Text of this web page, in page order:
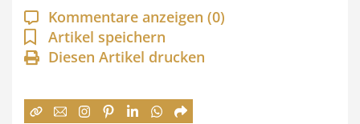
a
n
n
:
Kommentare anzeigen (0)
Artikel speichern
Diesen Artikel drucken